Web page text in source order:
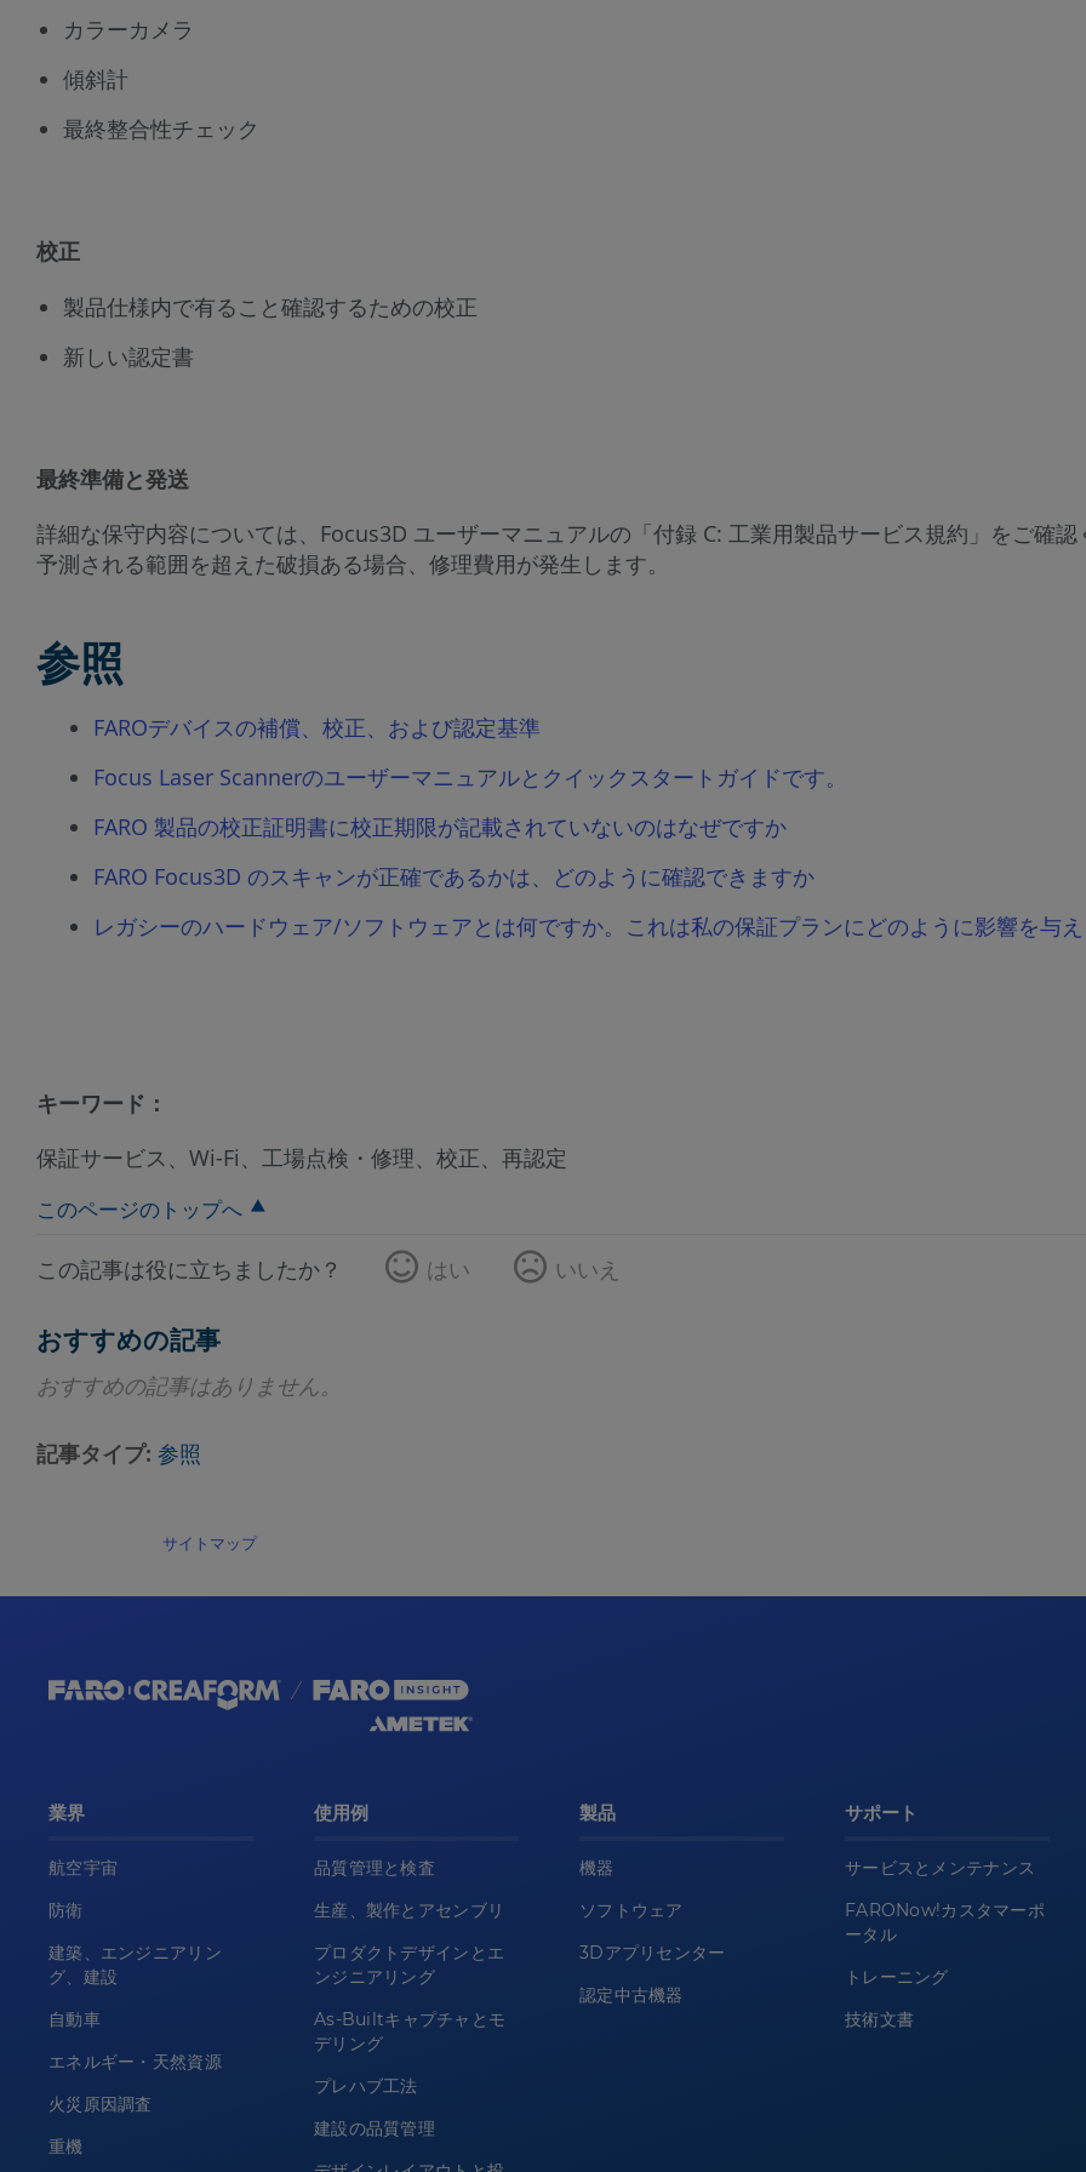
カラーカメラ
傾斜計
最終整合性チェック
校正
製品仕様内で有ること確認するための校正
新しい認定書
最終準備と発送
詳細な保守内容については、Focus3D ユーザーマニュアルの「付録 C: 工業用製品サービス規約」をご確
予測される範囲を超えた破損ある場合、修理費用が発生します。
参照
FAROデバイスの補償、校正、および認定基準
Focus Laser Scannerのユーザーマニュアルとクイックスタートガイドです。
FARO 製品の校正証明書に校正期限が記載されていないのはなぜですか
FARO Focus3D のスキャンが正確であるかは、どのように確認できますか
レガシーのハードウェア/ソフトウェアとは何ですか。これは私の保証プランにどのように影響を与
キーワード：
保証サービス、Wi-Fi、工場点検・修理、校正、再認定
このページのトップへ
この記事は役に立ちましたか？ はい いいえ
おすすめの記事
おすすめの記事はありません。
記事タイプ 参照
サイトマップ
業界
航空宇宙
防衛
建築、エンジニアリン
グ、建設
自動車
エネルギー・天然資源
火災原因調査
重機
使用例
品質管理と検査
生産、製作とアセンブリ
プロダクトデザインとエ
ンジニアリング
As-Builtキャプチャとモ
デリング
プレハブ工法
建設の品質管理
製品
機器
ソフトウェア
3Dアプリセンター
認定中古機器
サポート
サービスとメンテナンス
FARONow!カスタマーポ
ータル
トレーニング
技術文書